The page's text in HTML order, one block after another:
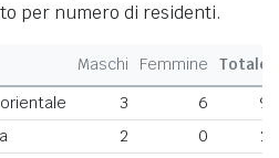
per numero di residenti.
Maschi Femmine
Totale
3 6
9
2 0
2